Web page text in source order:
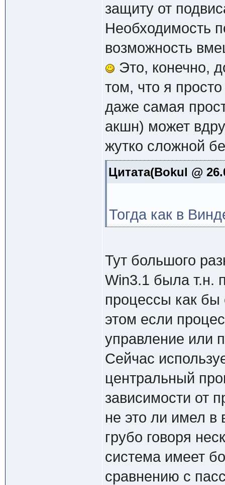
защиту от
Необходимость
возможность
Это, конечно,
том, что я
даже самая
акшн) может
жутко сложной
Цитата(Bokul @
Тогда как в
Тут большого
Win3.1 была т.н.
процессы как бы
этом если
управление или
Сейчас
центральный
зависимости от
не это ли имел в
грубо говоря
система имеет
сравнению с